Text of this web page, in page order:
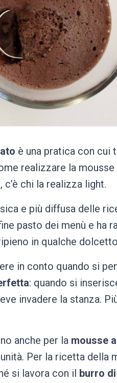
è una pratica con cui
realizzare la mousse
chi la realizza light.
e più diffusa delle
pasto dei menù e ha
in qualche
in conto quando si
: quando si
invadere la stanza.
anche per la mousse
Per la ricetta della
si lavora con il burro